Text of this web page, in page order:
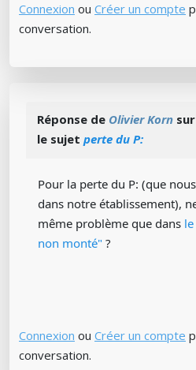
Connexion ou Créer un compte
conversation.
Réponse de Olivier Korn sur
le sujet perte du P:
Pour la perte du P: (que
dans notre établissement),
même problème que dans
non monté" ?
Connexion ou Créer un compte
conversation.